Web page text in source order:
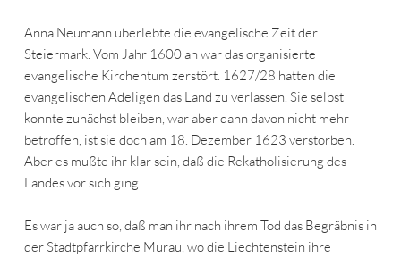
Anna Neumann überlebte die evangelische Zeit der
Steiermark. Vom Jahr 1600 an war das organisierte
evangelische Kirchentum zerstört. 1627/28 hatten die
evangelischen Adeligen das Land zu verlassen. Sie selbst
konnte zunächst bleiben, war aber dann davon nicht mehr
betroffen, ist sie doch am 18. Dezember 1623 verstorben.
Aber es mußte ihr klar sein, daß die Rekatholisierung des
Landes vor sich ging.
Es war ja auch so, daß man ihr nach ihrem Tod das Begräbnis in
der Stadtpfarrkirche Murau, wo die Liechtenstein ihre